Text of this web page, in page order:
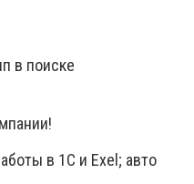
в поиске
в 1С и Exel; авто